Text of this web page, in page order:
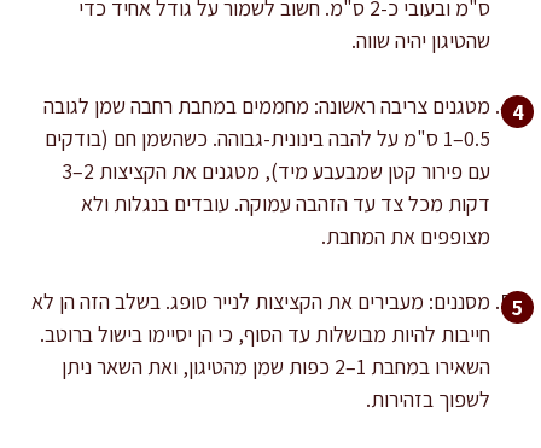
ס"מ ובעובי כ-2 ס"מ. חשוב לשמור על גודל אחיד כדי
שהטיגון יהיה שווה.
מטגנים צריבה ראשונה: מחממים במחבת רחבה שמן לגובה
0.5–1 ס"מ על להבה בינונית-גבוהה. כשהשמן חם (בודקים
עם פירור קטן שמבעבע מיד), מטגנים את הקציצות 2–3
דקות מכל צד עד הזהבה עמוקה. עובדים בנגלות ולא
מצופפים את המחבת.
מסננים: מעבירים את הקציצות לנייר סופג. בשלב הזה הן לא
חייבות להיות מבושלות עד הסוף, כי הן יסיימו בישול ברוטב.
השאירו במחבת 1–2 כפות שמן מהטיגון, ואת השאר ניתן
לשפוך בזהירות.